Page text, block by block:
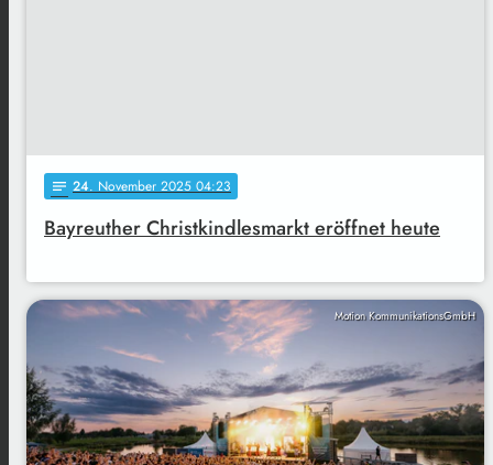
notes 24. November 2025 04:23
Bayreuther Christkindlesmarkt eröffnet heute
Motion KommunikationsGmbH